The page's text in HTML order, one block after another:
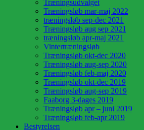
Træningsudvalget
Træningsløb mar-maj 2022
træningsløb sep-dec 2021
Træningsløb aug sep 2021
træningsløb apr-maj 2021
Vintertræningsløb
Træningsløb okt-dec 2020
Træningsløb aug-sep 2020
Træningsløb feb-maj 2020
Træningsløb okt-dec 2019
Træningsløb aug-sep 2019
Faaborg 3-dages 2019
Træningsløb apr – juni 2019
Træningsløb feb-apr 2019
Bestyrelsen